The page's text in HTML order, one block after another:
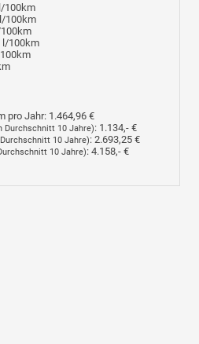
100km
100km
l/100km
pro Jahr: 1.464,96 €
Durchschnitt 10 Jahre): 1.134,- €
10 Jahre): 2.693,25 €
10 Jahre): 4.158,- €